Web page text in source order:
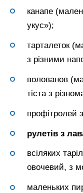
канапе
укус»);
тарталеток
з різними
волованов
тіста з
профітролей
рулетів з
всіляких
овочевий, з
маленьких